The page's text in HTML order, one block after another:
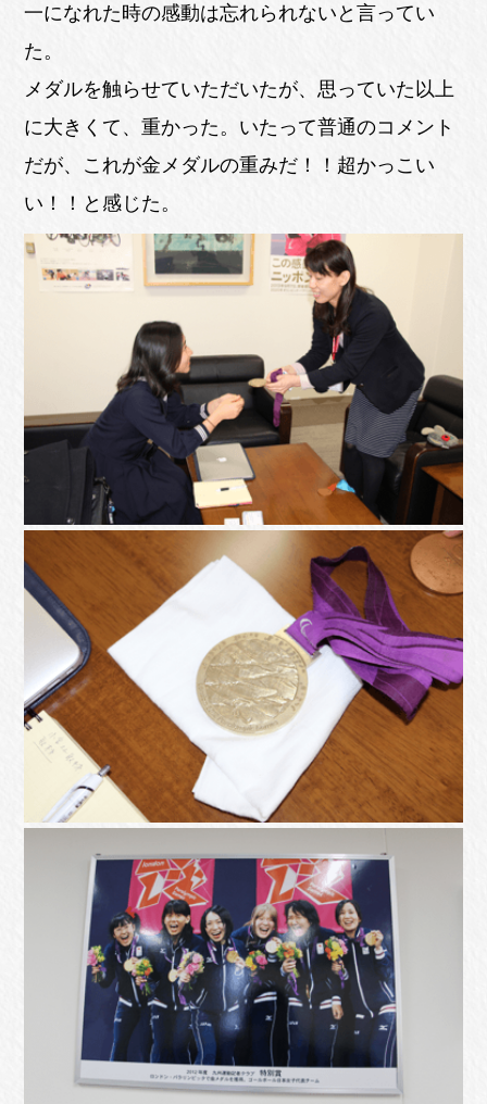
一になれた時の感動は忘れられないと言ってい
た。
メダルを触らせていただいたが、思っていた以上
に大きくて、重かった。いたって普通のコメント
だが、これが金メダルの重みだ！！超かっこい
い！！と感じた。